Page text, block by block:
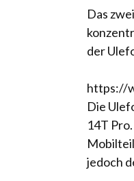
Das
der
https://
Die
14T
jedoch